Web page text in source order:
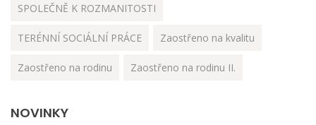
SPOLEČNĚ K ROZMANITOSTI
TERÉNNÍ SOCIÁLNÍ PRÁCE Zaostřeno na kvalitu
Zaostřeno na rodinu Zaostřeno na rodinu II.
NOVINKY